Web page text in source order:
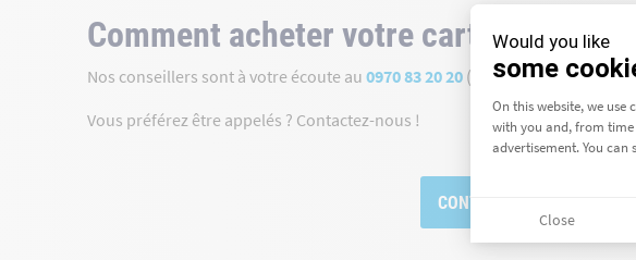
Comment acheter votre carte-cadeau ?
Nos conseillers sont à votre écoute au 0970 83 20 20(du lundi au samedi de
Vous préférez être appelés ? Contactez-nous !
CONTACTEZ-NOUS >